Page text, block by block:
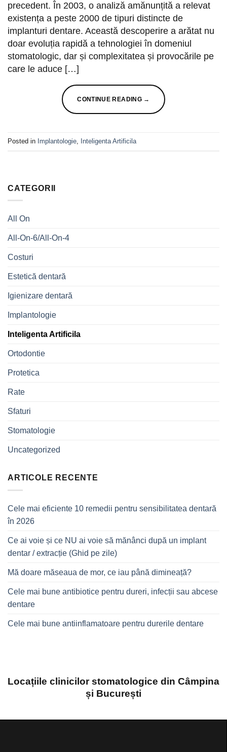
precedent. În 2003, o analiză amănunțită a relevat
existența a peste 2000 de tipuri distincte de
implanturi dentare. Această descoperire a arătat nu
doar evoluția rapidă a tehnologiei în domeniul
stomatologic, dar și complexitatea și provocările pe
care le aduce […]
CONTINUE READING →
Posted in Implantologie Inteligenta Artificila
CATEGORII
All On
All-On-6/All-On-4
Costuri
Estetică dentară
Igienizare dentară
Implantologie
Inteligenta Artificila
Ortodontie
Protetica
Rate
Sfaturi
Stomatologie
Uncategorized
ARTICOLE RECENTE
Cele mai eficiente 10 remedii pentru sensibilitatea dentară
în 2026
Ce ai voie și ce NU ai voie să mănânci după un implant
dentar / extracție (Ghid pe zile)
Mă doare măseaua de mor, ce iau până dimineață?
Cele mai bune antibiotice pentru dureri, infecții sau abcese
dentare
Cele mai bune antiinflamatoare pentru durerile dentare
Locațiile clinicilor stomatologice din Câmpina
și București